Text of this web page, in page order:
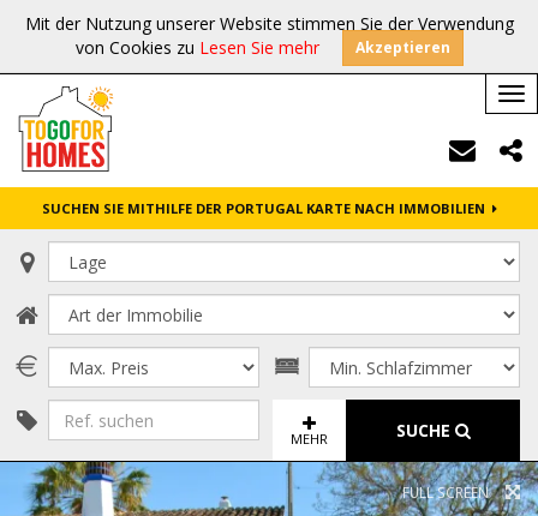
Mit der Nutzung unserer Website stimmen Sie der Verwendung
von Cookies zu Lesen Sie mehr Akzeptieren
SUCHEN SIE MITHILFE DER PORTUGAL KARTE NACH IMMOBILIEN
MEHR SUCHE
FULL SCREEN